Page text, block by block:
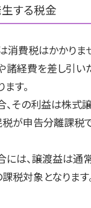
する税金
費税はかかりま
諸経費を差し引い
す。
その利益は株式
税が申告分離課税
には、譲渡益は通
税対象となります